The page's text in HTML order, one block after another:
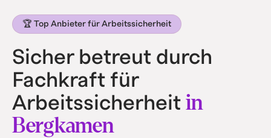
🏆 Top Anbieter für Arbeitssicherheit
Sicher betreut durch
Fachkraft für
Arbeitssicherheit in
Bergkamen